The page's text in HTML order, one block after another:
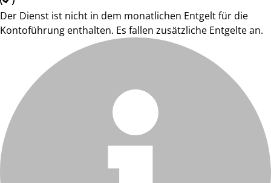
Der Dienst ist nicht in dem monatlichen Entgelt für die
Kontoführung enthalten. Es fallen zusätzliche Entgelte an.